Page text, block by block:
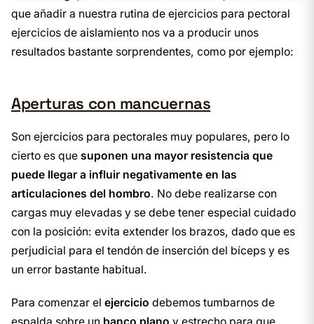
que añadir a nuestra rutina de ejercicios para pectoral
ejercicios de aislamiento nos va a producir unos
resultados bastante sorprendentes, como por ejemplo:
Aperturas con mancuernas
Son ejercicios para pectorales muy populares, pero lo
cierto es que suponen una mayor resistencia que
puede llegar a influir negativamente en las
articulaciones del hombro. No debe realizarse con
cargas muy elevadas y se debe tener especial cuidado
con la posición: evita extender los brazos, dado que es
perjudicial para el tendón de inserción del bíceps y es
un error bastante habitual.
Para comenzar el ejercicio debemos tumbarnos de